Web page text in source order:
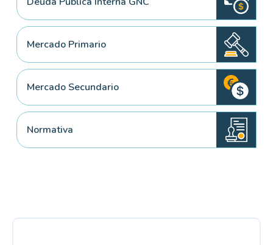
Mercado Primario
Mercado Secundario
Normativa